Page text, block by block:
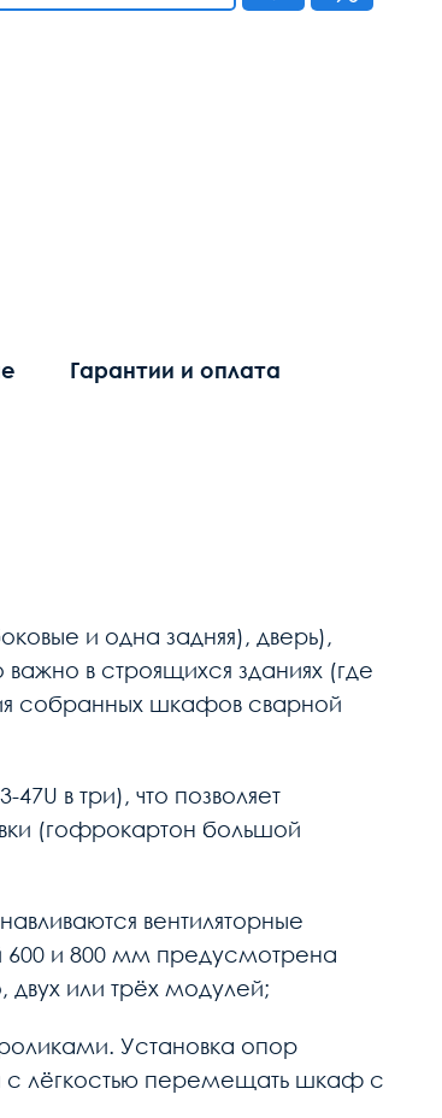
Гарантии и оплата
и одна задняя), дверь),
в строящихся зданиях (где
собранных шкафов сварной
в три), что позволяет
(гофрокартон большой
вентиляторные
и 800 мм предусмотрена
или трёх модулей;
Установка опор
с лёгкостью перемещать шкаф с